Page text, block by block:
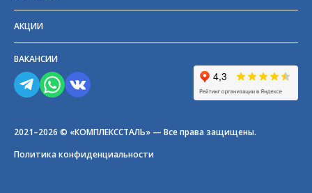
АКЦИИ
ВАКАНСИИ
2021–2026 © «КОМПЛЕКССТАЛЬ» — Все права защищены.
Политика конфиденциальности